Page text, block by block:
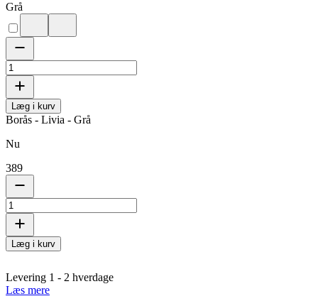
Grå
Læg i kurv
Borås - Livia - Grå
Nu
389
Læg i kurv
Levering 1 - 2 hverdage
Læs mere